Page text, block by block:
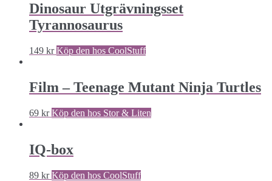
Dinosaur Utgrävningsset
Tyrannosaurus
149 kr Köp den hos CoolStuff
Film – Teenage Mutant Ninja Turtles
69 kr Köp den hos Stor & Liten
IQ-box
89 kr Köp den hos CoolStuff